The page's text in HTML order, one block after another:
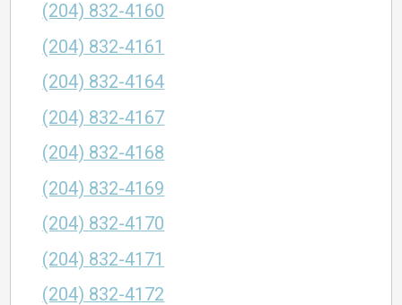
(204) 832-4160
(204) 832-4161
(204) 832-4164
(204) 832-4167
(204) 832-4168
(204) 832-4169
(204) 832-4170
(204) 832-4171
(204) 832-4172